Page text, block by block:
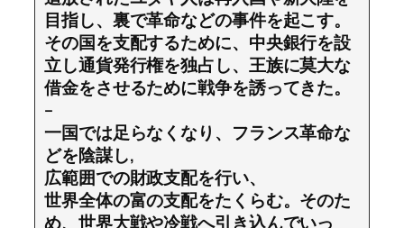
目指し、裏で革命などの事件を起こす。
その国を支配するために、中央銀行を設
立し通貨発行権を独占し、王族に莫大な
借金をさせるために戦争を誘ってきた。
–
一国では足らなくなり、フランス革命な
どを陰謀し,
広範囲での財政支配を行い、
世界全体の富の支配をたくらむ。そのた
め、世界大戦や冷戦へ引き込んでいっ